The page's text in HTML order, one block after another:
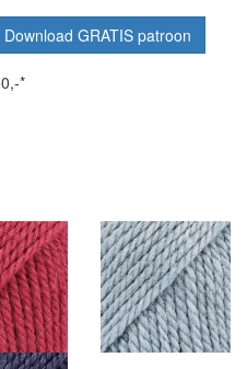
Download GRATIS patroon
*